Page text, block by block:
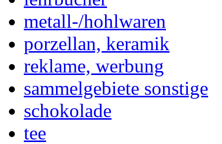
metall-/hohlwaren
porzellan, keramik
reklame, werbung
sammelgebiete sonstige
schokolade
tee